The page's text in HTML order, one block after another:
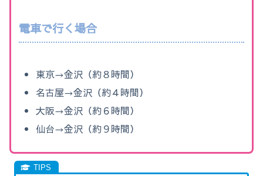
電車で行く場合
東京→金沢（約８時間）
名古屋→金沢（約４時間）
大阪→金沢（約６時間）
仙台→金沢（約９時間）